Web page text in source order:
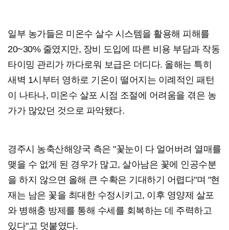
일부 농가들은 미온수 살수 시스템을 활용해 피해를
20~30% 줄였지만, 장비 도입에 따른 비용 부담과 작동
타이밍 관리가 까다로워 보급은 더디다. 올해는 특히
새벽 1시부터 영하로 기온이 떨어지는 이례적인 패턴
이 나타나, 미온수 살포 시점 조절에 어려움을 겪은 농
가가 많았던 것으로 파악됐다.
경주시 농축산해양국 측은 "꽃눈이 다 얼어버려 열매를
맺을 수 없게 된 경우가 많고, 살아남은 꽃에 인공수분
을 하지 않으면 올해 큰 수확은 기대하기 어렵다"며 "현
재는 남은 꽃을 최대한 수정시키고, 이후 영양제 살포
와 병해충 방제를 통해 수세를 회복하는 데 주력하고
있다"고 덧붙였다.